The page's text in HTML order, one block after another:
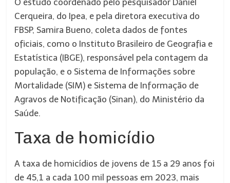
O estudo coordenado pelo pesquisador Daniel
Cerqueira, do Ipea, e pela diretora executiva do
FBSP, Samira Bueno, coleta dados de fontes
oficiais, como o Instituto Brasileiro de Geografia e
Estatística (IBGE), responsável pela contagem da
população, e o Sistema de Informações sobre
Mortalidade (SIM) e Sistema de Informação de
Agravos de Notificação (Sinan), do Ministério da
Saúde.
Taxa de homicídio
A taxa de homicídios de jovens de 15 a 29 anos foi
de 45,1 a cada 100 mil pessoas em 2023, mais